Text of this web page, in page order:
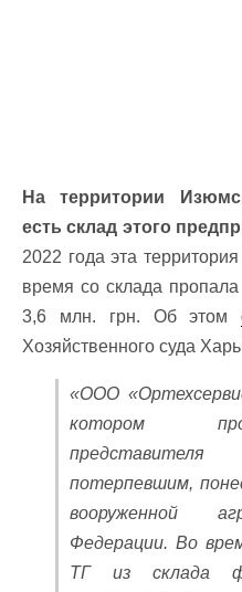
На территории
есть склад этого
2022 года эта
время со склада
3,6 млн. грн. Об этом
Хозяйственного суда
«ООО
котором
потерпевшим,
вооруженной
Федерации. Во
ТГ из склада